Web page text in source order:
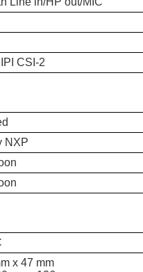
CSI-2
NXP
x 47 mm